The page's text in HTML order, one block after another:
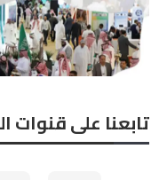
تابعنا على قنوات